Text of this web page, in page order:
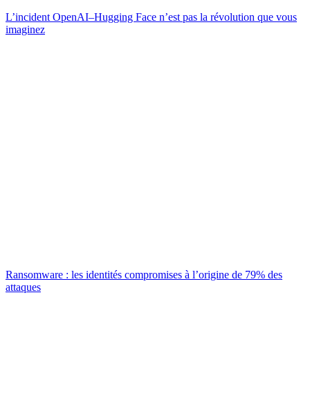
L’incident OpenAI–Hugging Face n’est pas la révolution que vous
imaginez
Ransomware : les identités compromises à l’origine de 79% des
attaques